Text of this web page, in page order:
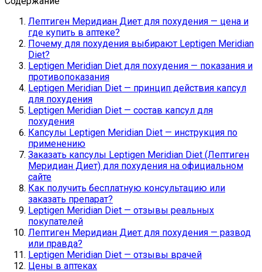
Лептиген Меридиан Диет для похудения — цена и
где купить в аптеке?
Почему для похудения выбирают Leptigen Meridian
Diet?
Leptigen Meridian Diet для похудения — показания и
противопоказания
Leptigen Meridian Diet — принцип действия капсул
для похудения
Leptigen Meridian Diet — состав капсул для
похудения
Капсулы Leptigen Meridian Diet — инструкция по
применению
Заказать капсулы Leptigen Meridian Diet (Лептиген
Меридиан Диет) для похудения на официальном
сайте
Как получить бесплатную консультацию или
заказать препарат?
Leptigen Meridian Diet — отзывы реальных
покупателей
Лептиген Меридиан Диет для похудения — развод
или правда?
Leptigen Meridian Diet — отзывы врачей
Цены в аптеках